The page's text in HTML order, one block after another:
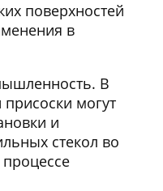
поверхностей
в
В
могут
и
стекол во